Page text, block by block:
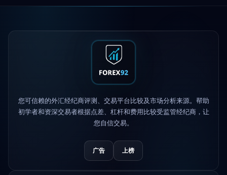
更改杠杆政策
FP Markets— 新零佣金账户
AvaTrade失去监管牌照 3d
提现速度现为24小时
您可信赖的外汇经纪商评测、交易平台比较及市场分析来源。帮助
初学者和资深交易者根据点差、杠杆和费用比较受监管经纪商，让
您自信交易。
广告 上榜